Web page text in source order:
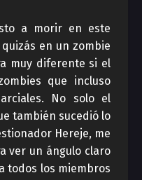
a morir en este
en un zombie
muy diferente si el
que incluso
No solo el
también sucedió lo
Hereje, me
ver un ángulo claro
todos los miembros